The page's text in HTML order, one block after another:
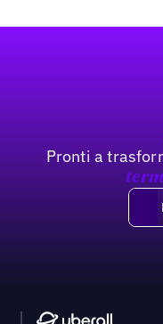
Pronti a